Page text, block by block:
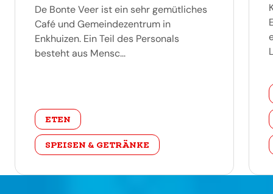
De Bonte Veer ist ein sehr gemütliches
Café und Gemeindezentrum in
Enkhuizen. Ein Teil des Personals
besteht aus Mensc...
categorie
ETEN
SPEISEN & GETRÄNKE